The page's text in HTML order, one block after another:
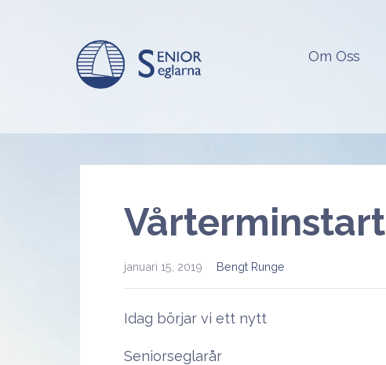
Seniorseglarna
Om Oss
Vårterminstart
januari 15, 2019 Bengt Runge
Idag börjar vi ett nytt
Seniorseglarår